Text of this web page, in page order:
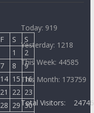
F S
S
1
2
7 8
9
14 15 16
21 22 23
28 29 30
Today: 919
Yesterday: 1218
This Week: 44585
This Month: 173759
Total Visitors: